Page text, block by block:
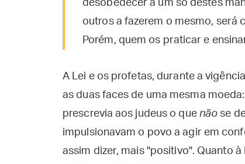
desobedecer a um só destes
outros a fazerem o mesmo, será
Porém, quem os praticar e
A Lei e os profetas, durante a
as duas faces de uma mesma
prescrevia aos judeus o que não se
impulsionavam o povo a agir em
assim dizer, mais "positivo". Quanto